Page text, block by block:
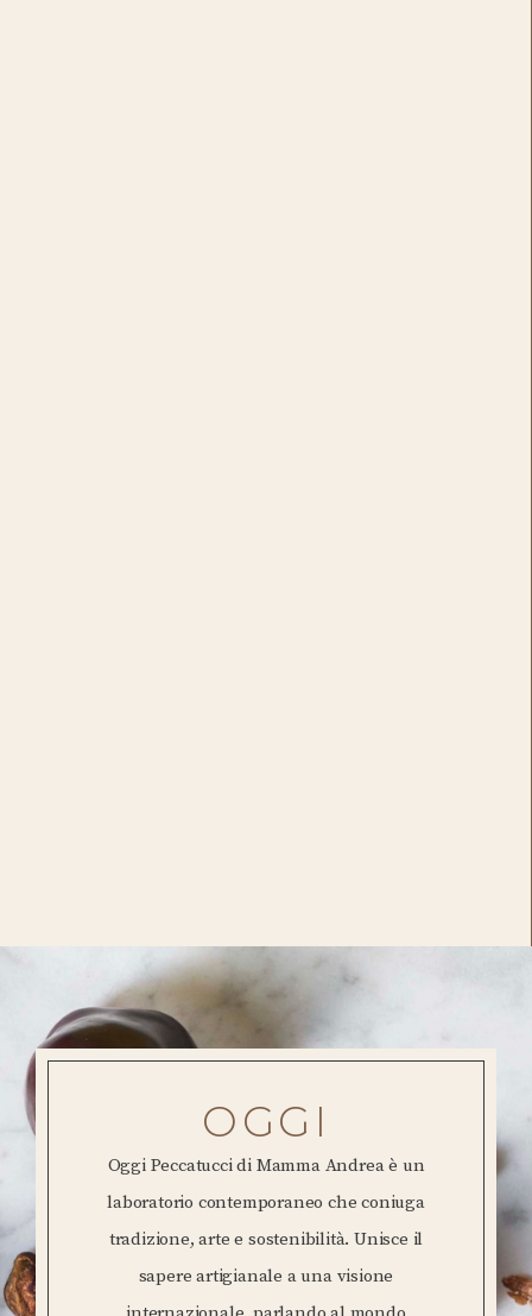
OGGI
Oggi Peccatucci di Mamma Andrea è un
laboratorio contemporaneo che coniuga
tradizione, arte e sostenibilità. Unisce il
sapere artigianale a una visione